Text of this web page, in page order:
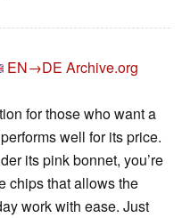
EN→DE Archive.org
for those who want a
well for its price.
its pink bonnet, you’re
chips that allows the
work with ease. Just